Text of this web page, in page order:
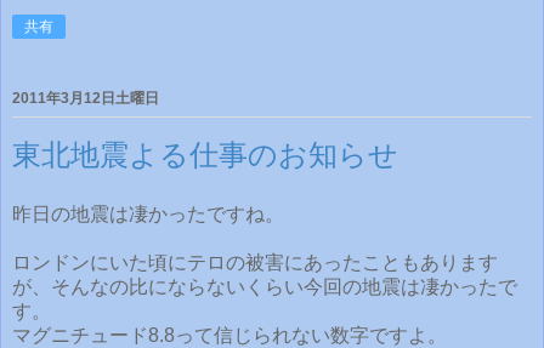
共有
2011年3月12日土曜日
東北地震よる仕事のお知らせ
昨日の地震は凄かったですね。
ロンドンにいた頃にテロの被害にあったこともあります
が、そんなの比にならないくらい今回の地震は凄かったで
す。
マグニチュード8.8って信じられない数字ですよ。